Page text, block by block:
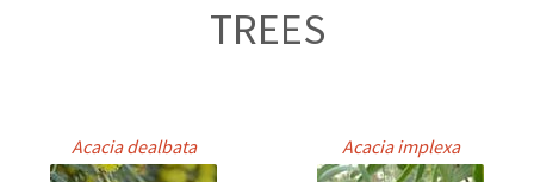
TREES
Acacia dealbata Acacia implexa